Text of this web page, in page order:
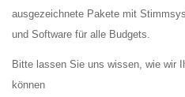
ausgezeichnete Pakete mit
und Software für alle Budgets.
Bitte lassen Sie uns wissen, wie wir
können